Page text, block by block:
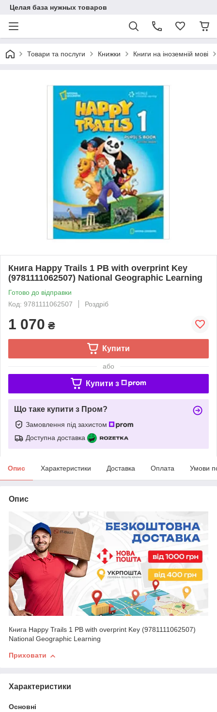
Целая база нужных товаров
Товари та послуги Книжки Книги на іноземній мові
Книга Happy Trails 1 PB with overprint Key
(9781111062507) National Geographic Learning
Готово до відправки
Код: 9781111062507
Роздріб
1 070 ₴
Купити
або
Купити з
Що таке купити з Пром?
Замовлення під захистом
Доступна доставка
Опис Характеристики Доставка Оплата Умови
Опис
Книга Happy Trails 1 PB with overprint Key (9781111062507)
National Geographic Learning
Приховати
Характеристики
Основні